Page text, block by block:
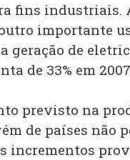
fins industriais.
importante
geração de
de 33% em
previsto na
de países não
incrementos